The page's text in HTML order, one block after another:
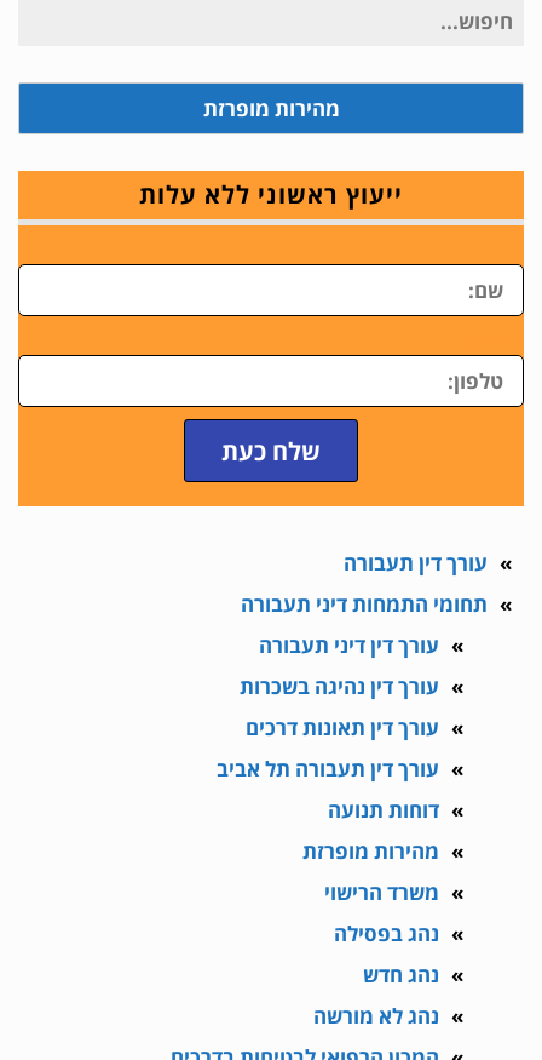
חיפוש
מהירות מופרזת
ייעוץ ראשוני ללא עלות
שלח כעת
עורך דין תעבורה
תחומי התמחות דיני תעבורה
עורך דין דיני תעבורה
עורך דין נהיגה בשכרות
עורך דין תאונות דרכים
עורך דין תעבורה תל אביב
דוחות תנועה
מהירות מופרזת
משרד הרישוי
נהג בפסילה
נהג חדש
נהג לא מורשה